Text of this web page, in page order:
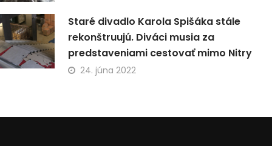
Staré divadlo Karola Spišáka stále
rekonštruujú. Diváci musia za
predstaveniami cestovať mimo Nitry
24. júna 2022